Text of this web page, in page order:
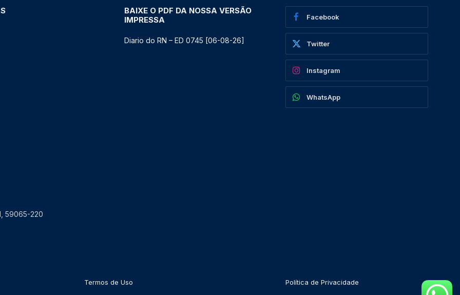
BAIXE O PDF DA NOSSA VERSÃO
IMPRESSA
Diario do RN – ED 0745 [06-08-26]
Facebook
Twitter
Instagram
WhatsApp
59065-220
Termos de Uso Política de Privacidade